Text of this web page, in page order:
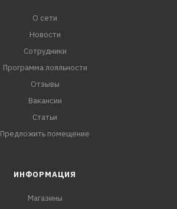
О сети
Новости
Сотрудники
Программа лояльности
Отзывы
Вакансии
Статьи
Предложить помещение
ИНФОРМАЦИЯ
Магазины